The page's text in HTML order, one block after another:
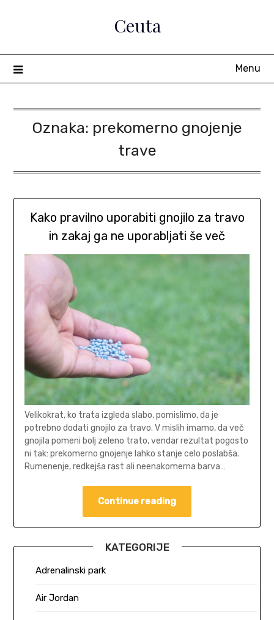
Ceuta
Menu
Oznaka: prekomerno gnojenje
trave
Kako pravilno uporabiti gnojilo za travo
in zakaj ga ne uporabljati še več
Velikokrat, ko trata izgleda slabo, pomislimo, da je
potrebno dodati gnojilo za travo. V mislih imamo, da več
gnojila pomeni bolj zeleno trato, vendar rezultat pogosto
ni tak: prekomerno gnojenje lahko stanje celo poslabša.
Rumenenje, redkejša rast ali neenakomerna barva…
Continue reading
KATEGORIJE
Adrenalinski park
Air Jordan